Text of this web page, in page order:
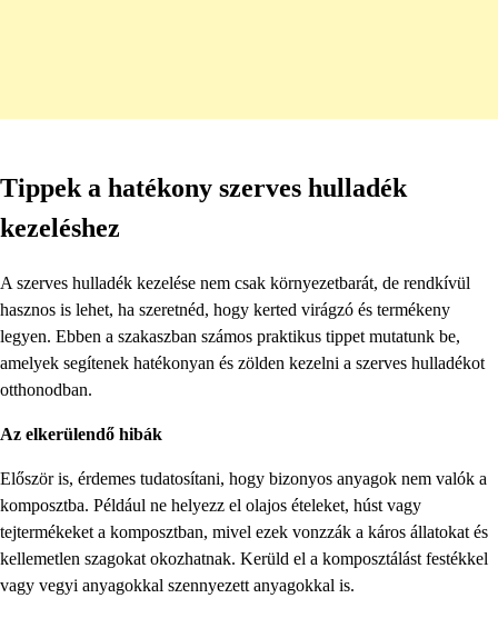
Tippek a hatékony szerves hulladék
kezeléshez
A szerves hulladék kezelése nem csak környezetbarát, de rendkívül
hasznos is lehet, ha szeretnéd, hogy kerted virágzó és termékeny
legyen. Ebben a szakaszban számos praktikus tippet mutatunk be,
amelyek segítenek hatékonyan és zölden kezelni a szerves hulladékot
otthonodban.
Az elkerülendő hibák
Először is, érdemes tudatosítani, hogy bizonyos anyagok nem valók a
komposztba. Például ne helyezz el olajos ételeket, húst vagy
tejtermékeket a komposztban, mivel ezek vonzzák a káros állatokat és
kellemetlen szagokat okozhatnak. Kerüld el a komposztálást festékkel
vagy vegyi anyagokkal szennyezett anyagokkal is.